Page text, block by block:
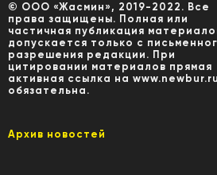
© ООО «Жасмин», 2019-2022. Все
права защищены. Полная или
частичная публикация
допускается только с
разрешения редакции. При
цитировании материалов прямая
активная ссылка на www.newbur.ru
обязательна.
Архив новостей